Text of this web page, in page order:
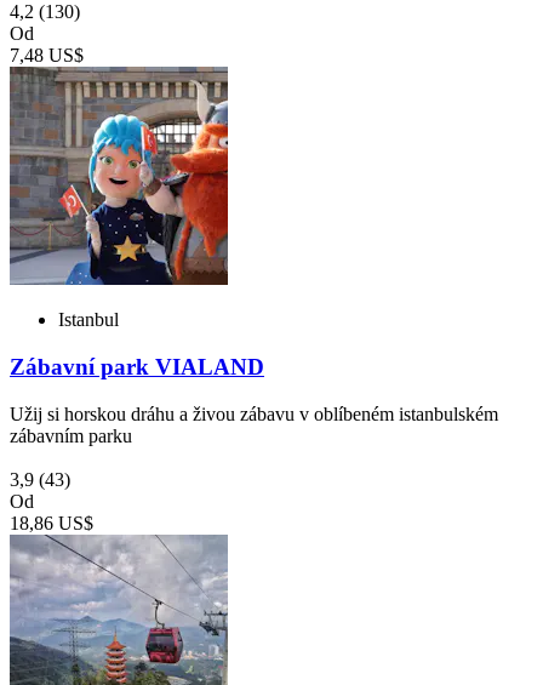
4,2 (130)
Od
7,48 US$
Istanbul
Zábavní park VIALAND
Užij si horskou dráhu a živou zábavu v oblíbeném istanbulském
zábavním parku
3,9 (43)
Od
18,86 US$